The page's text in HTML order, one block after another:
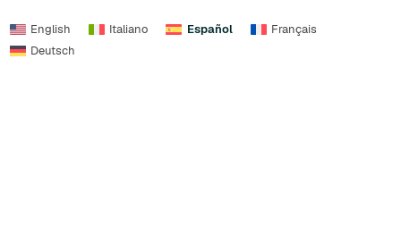
English Italiano Español
Français
Deutsch